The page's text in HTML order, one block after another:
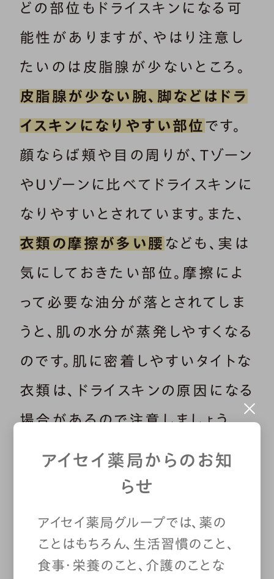
どの部位もドライスキンになる可
能性がありますが、やはり注意し
たいのは皮脂腺が少ないところ。
皮脂腺が少ない腕、脚などはドラ
イスキンになりやすい部位 です。
顔ならば頬や目の周りが、Tゾーン
やUゾーンに比べてドライスキンに
なりやすいとされています。また、
衣類の摩擦が多い腰 なども、実は
気にしておきたい部位。摩擦によ
って必要な油分が落とされてしま
うと、肌の水分が蒸発しやすくなる
のです。肌に密着しやすいタイトな
衣類は、ドライスキンの原因になる
場合があるので注意しましょう。
生活環境も重要！ ドライス
キンになりやすい人
アイセイ薬局からのお知
らせ
アイセイ薬局グループでは、薬の
ことはもちろん、生活習慣のこと、
食事・栄養のこと、介護のことな